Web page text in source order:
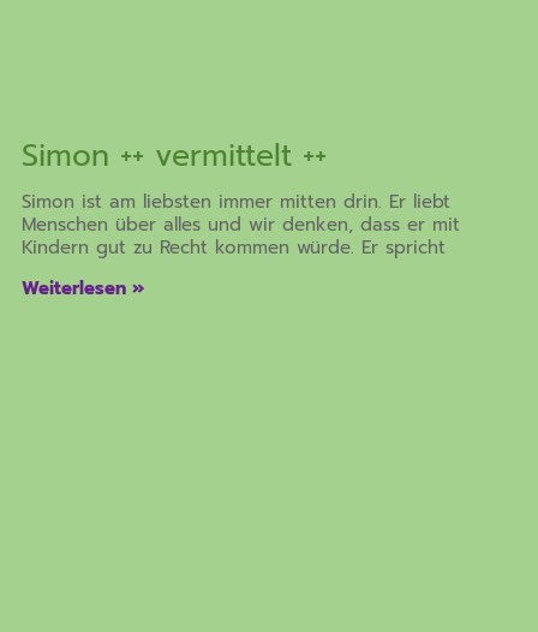
Simon ++ vermittelt ++
Simon ist am liebsten immer mitten drin. Er liebt
Menschen über alles und wir denken, dass er mit
Kindern gut zu Recht kommen würde. Er spricht
Weiterlesen »